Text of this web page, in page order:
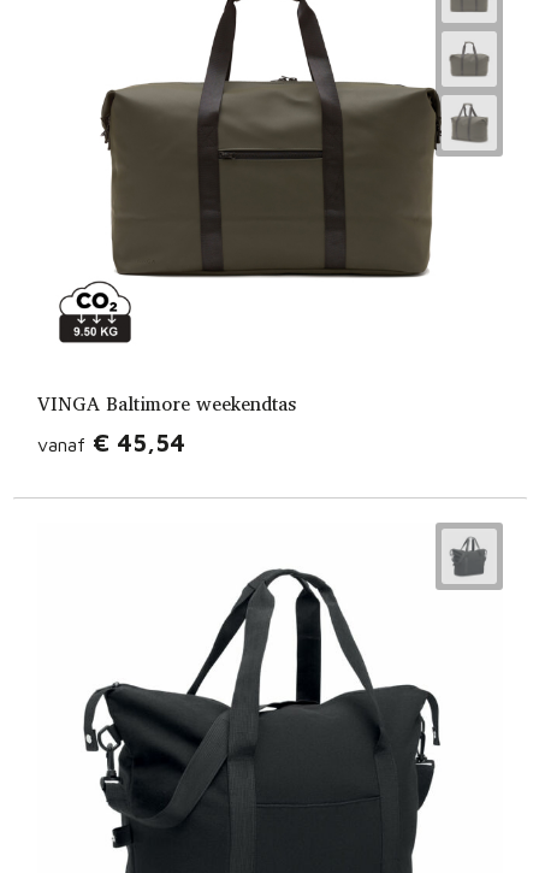
VINGA Baltimore weekendtas
vanaf € 45,54